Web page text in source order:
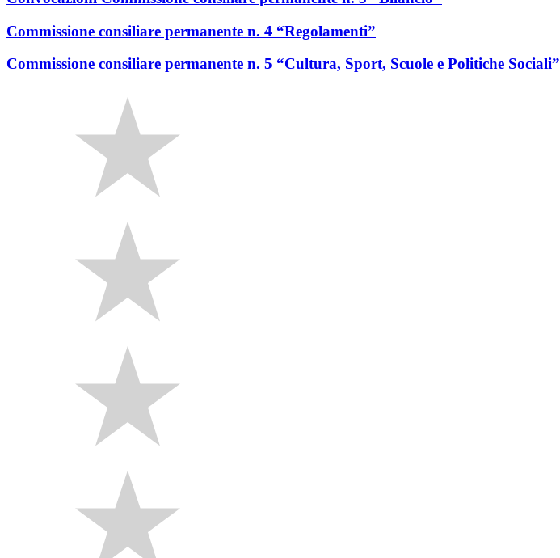
Commissione consiliare permanente n. 4 “Regolamenti”
Commissione consiliare permanente n. 5 “Cultura, Sport, Scuole e Politiche Sociali”